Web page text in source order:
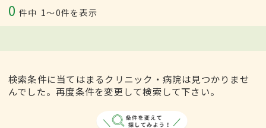
0 件中 1〜0件を表示
検索条件に当てはまるクリニック・病院は見つかりませ
んでした。再度条件を変更して検索して下さい。